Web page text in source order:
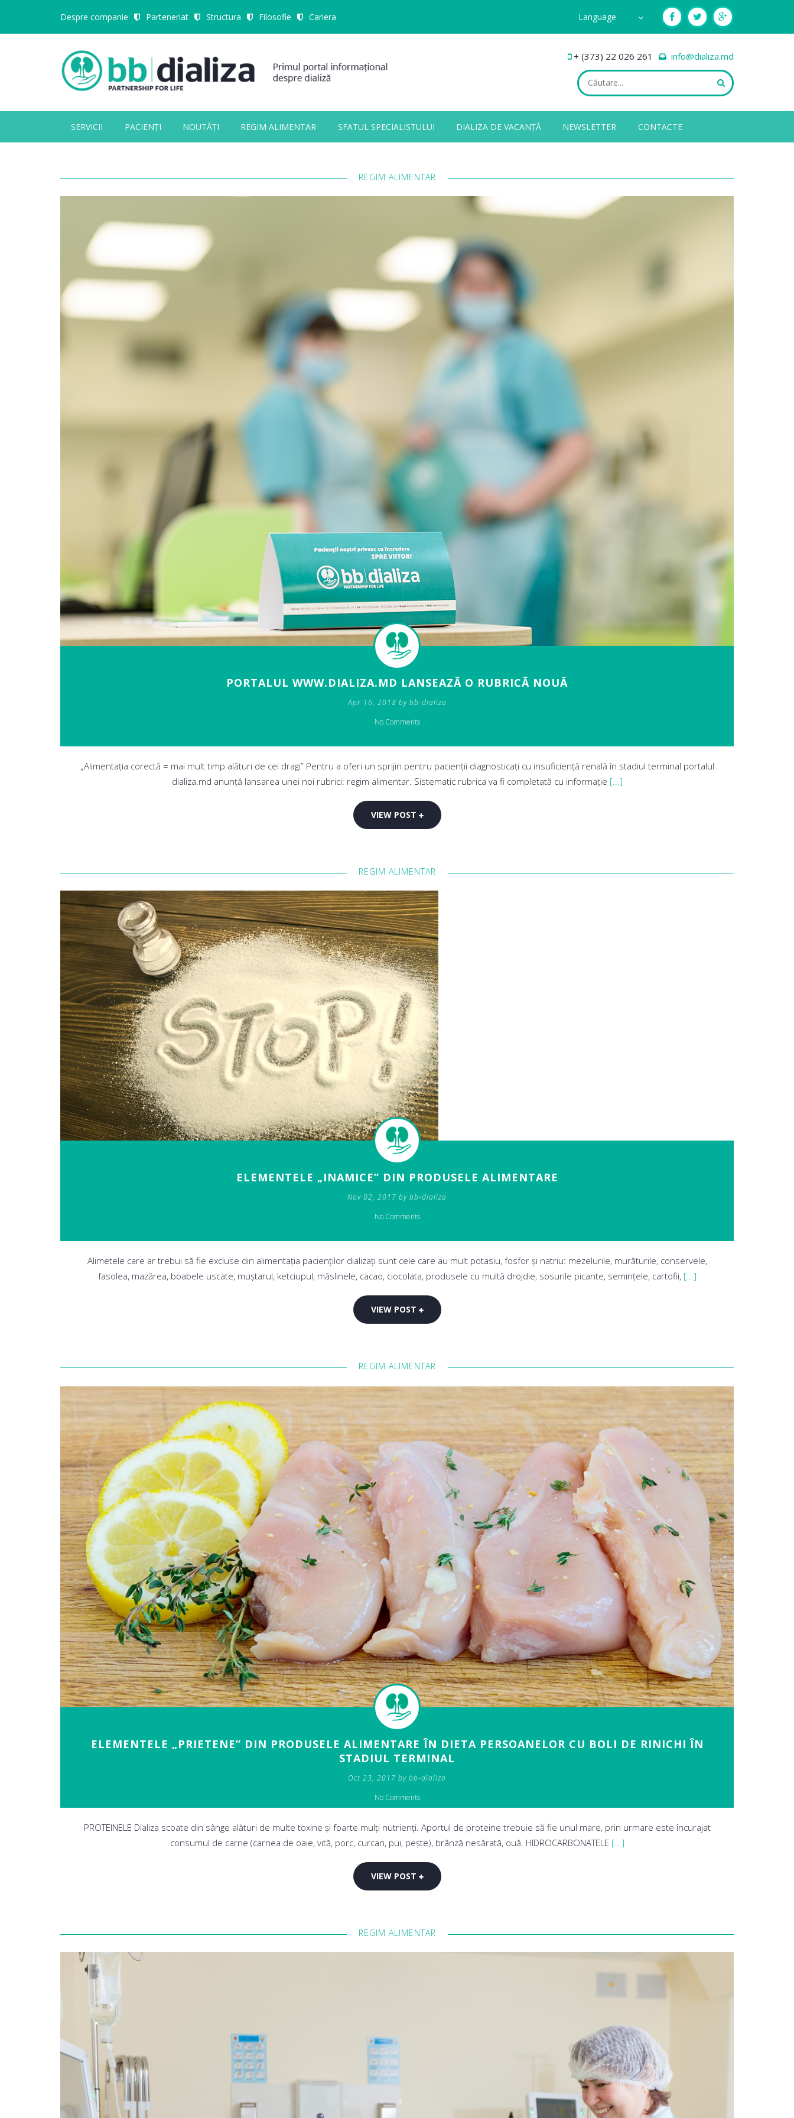
Despre companie Parteneriat Structura Filosofie Cariera Language
Close Appointment form
+ (373) 22 026 261 info@dializa.md
SERVICII PACIENȚI NOUTĂȚI REGIM ALIMENTAR SFATUL SPECIALISTULUI DIALIZA DE VACANȚĂ NEWSLETTER CONTACTE
REGIM ALIMENTAR
PORTALUL WWW.DIALIZA.MD LANSEAZĂ O RUBRICĂ NOUĂ
Apr 16, 2018 by bb-dializa
No Comments
„Alimentația corectă = mai mult timp alături de cei dragi” Pentru a oferi un sprijin pentru pacienții diagnosticați cu insuficiență renală în stadiul terminal portalul
dializa.md anunță lansarea unei noi rubrici: regim alimentar. Sistematic rubrica va fi completată cu informație [...]
VIEW POST
REGIM ALIMENTAR
ELEMENTELE „INAMICE” DIN PRODUSELE ALIMENTARE
Nov 02, 2017 by bb-dializa
No Comments
Alimetele care ar trebui să fie excluse din alimentația pacienților dializați sunt cele care au mult potasiu, fosfor și natriu: mezelurile, murăturile, conservele,
fasolea, mazărea, boabele uscate, muștarul, ketciupul, măslinele, cacao, ciocolata, produsele cu multă drojdie, sosurile picante, semințele, cartofii, [...]
VIEW POST
REGIM ALIMENTAR
ELEMENTELE „PRIETENE” DIN PRODUSELE ALIMENTARE ÎN DIETA PERSOANELOR CU BOLI DE RINICHI ÎN
STADIUL TERMINAL
Oct 23, 2017 by bb-dializa
No Comments
PROTEINELE Dializa scoate din sânge alături de multe toxine și foarte mulți nutrienți. Aportul de proteine trebuie să fie unul mare, prin urmare este încurajat
consumul de carne (carnea de oaie, vită, porc, curcan, pui, pește), brânză nesărată, ouă. HIDROCARBONATELE [...]
VIEW POST
REGIM ALIMENTAR